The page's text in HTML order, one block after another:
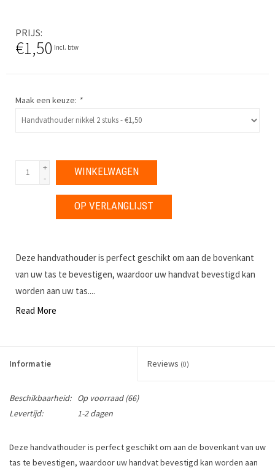
PRIJS
€1,50 Incl. btw
Maak een keuze: *
+
-
WINKELWAGEN
OP VERLANGLIJST
Deze handvathouder is perfect geschikt om aan de bovenkant
van uw tas te bevestigen, waardoor uw handvat bevestigd kan
worden aan uw tas....
Read More
Informatie Reviews (0)
Beschikbaarheid: Op voorraad(66)
Levertijd:
1-2 dagen
Deze handvathouder is perfect geschikt om aan de bovenkant van uw
tas te bevestigen, waardoor uw handvat bevestigd kan worden aan